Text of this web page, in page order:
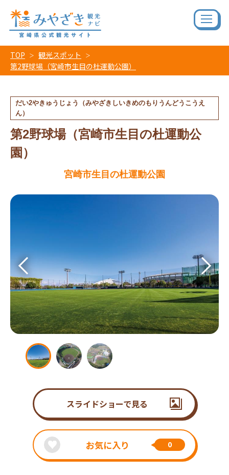
TOP
観光スポット
第2野球場（宮崎市生目の杜運動公園）
だい2やきゅうじょう（みやざきしいきめのもりうんどうこうえ
ん）
第2野球場（宮崎市生目の杜運動公
園）
宮崎市生目の杜運動公園
スライドショーで見る
お気に入り 0